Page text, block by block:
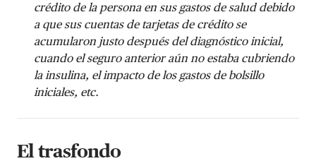
crédito de la persona en sus gastos de salud debido
a que sus cuentas de tarjetas de crédito se
acumularon justo después del diagnóstico inicial,
cuando el seguro anterior aún no estaba cubriendo
la insulina, el impacto de los gastos de bolsillo
iniciales, etc.
El trasfondo